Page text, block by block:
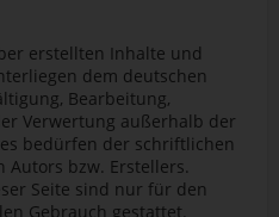
erstellten Inhalte und
dem deutschen
Bearbeitung,
Verwertung außerhalb der
bedürfen der schriftlichen
Autors bzw. Erstellers.
Seite sind nur für den
Gebrauch gestattet.